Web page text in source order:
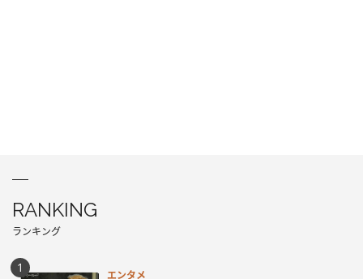
RANKING
ランキング
エンタメ